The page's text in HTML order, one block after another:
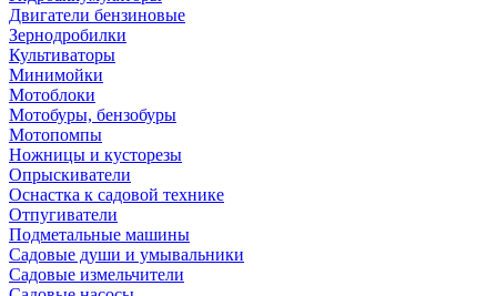
Двигатели бензиновые
Зернодробилки
Культиваторы
Минимойки
Мотоблоки
Мотобуры, бензобуры
Мотопомпы
Ножницы и кусторезы
Опрыскиватели
Оснастка к садовой технике
Отпугиватели
Подметальные машины
Садовые души и умывальники
Садовые измельчители